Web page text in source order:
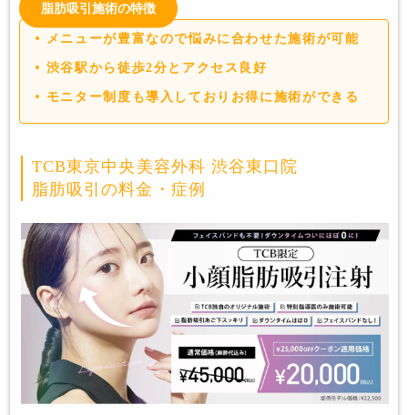
脂肪吸引施術の特徴
メニューが豊富なので悩みに合わせた施術が可能
渋谷駅から徒歩2分とアクセス良好
モニター制度も導入しておりお得に施術ができる
TCB東京中央美容外科 渋谷東口院
脂肪吸引の料金・症例